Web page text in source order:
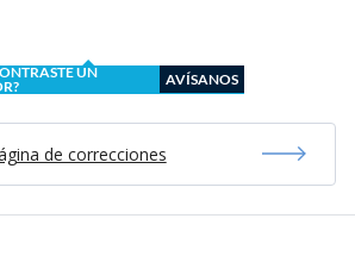
UN
AVÍSANOS
de correcciones